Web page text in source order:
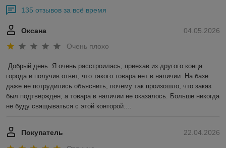
135 отзывов за всё время
04.05.2026
Оксана
Очень плохо
Добрый день. Я очень расстроилась, приехав из другого конца
города и получив ответ, что такого товара нет в наличии. На базе
даже не потрудились объяснить, почему так произошло, что заказ
был подтвержден, а товара в наличии не оказалось. Больше никогда
не буду свящываться с этой конторой....
22.04.2026
Покупатель